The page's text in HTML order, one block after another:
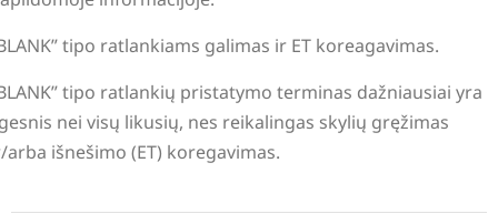
tipo ratlankiams galimas ir ET koreagavimas.
tipo ratlankių pristatymo terminas dažniausiai yra
nei visų likusių, nes reikalingas skylių gręžimas
arba išnešimo (ET) koregavimas.